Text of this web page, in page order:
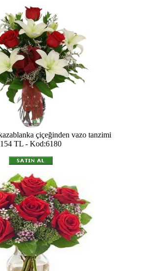
çiçeğinden vazo tanzimi
154 TL - Kod:6180